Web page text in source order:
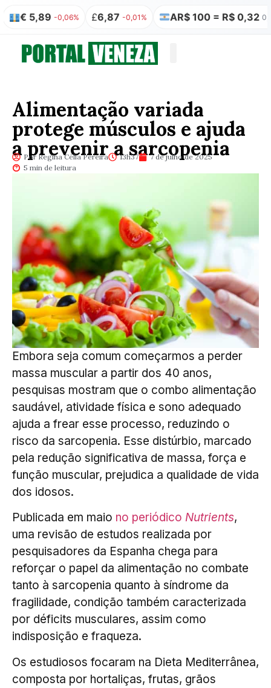
-0,06% £6,87 -0,01% AR$ 100 = R$ 0,32 0,00% ₿
Alimentação variada
protege músculos e ajuda
a prevenir a sarcopenia
Por Regina Célia Pereira 13h37
7 de julho de 2025
5 min de leitura
Embora seja comum começarmos a perder
massa muscular a partir dos 40 anos,
pesquisas mostram que o combo alimentação
saudável, atividade física e sono adequado
ajuda a frear esse processo, reduzindo o
risco da sarcopenia. Esse distúrbio, marcado
pela redução significativa de massa, força e
função muscular, prejudica a qualidade de vida
dos idosos.
Publicada em maio no periódico Nutrients,
uma revisão de estudos realizada por
pesquisadores da Espanha chega para
reforçar o papel da alimentação no combate
tanto à sarcopenia quanto à síndrome da
fragilidade, condição também caracterizada
por déficits musculares, assim como
indisposição e fraqueza.
Os estudiosos focaram na Dieta Mediterrânea,
composta por hortaliças, frutas, grãos